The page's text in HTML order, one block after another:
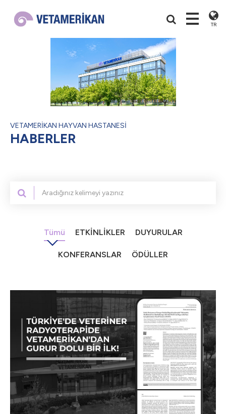
TR
VETAMERİKAN HAYVAN HASTANESİ
HABERLER
Tümü ETKİNLİKLER DUYURULAR
KONFERANSLAR ÖDÜLLER